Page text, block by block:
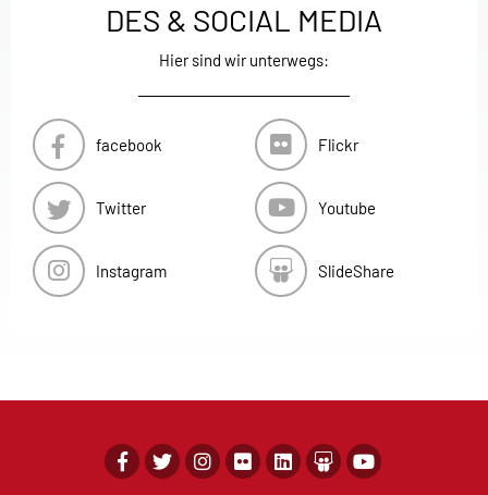
DES & SOCIAL MEDIA
Hier sind wir unterwegs:
facebook
Twitter
Instagram
Flickr
Youtube
SlideShare